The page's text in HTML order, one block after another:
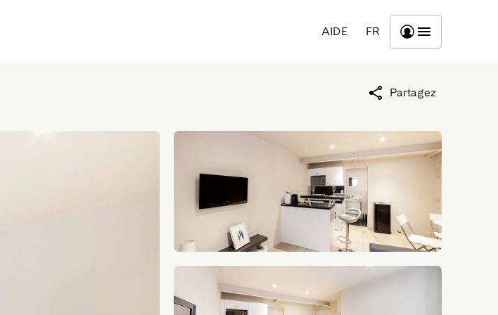
AIDE FR
Partagez